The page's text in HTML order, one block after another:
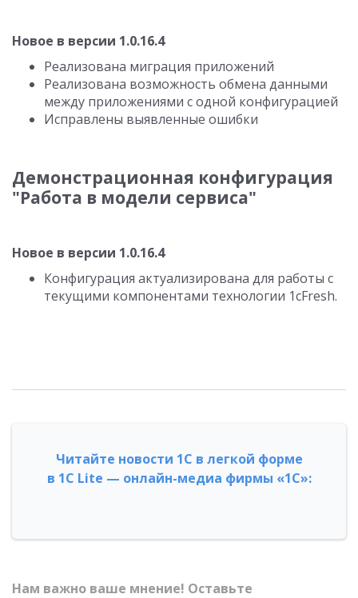
Новое в версии 1.0.16.4
Реализована миграция приложений
Реализована возможность обмена данными
между приложениями с одной конфигурацией
Исправлены выявленные ошибки
Демонстрационная конфигурация
"Работа в модели сервиса"
Новое в версии 1.0.16.4
Конфигурация актуализирована для работы с
текущими компонентами технологии 1cFresh.
Читайте новости 1С в легкой форме
в 1С Lite — онлайн-медиа фирмы «1С»:
Нам важно ваше мнение! Оставьте